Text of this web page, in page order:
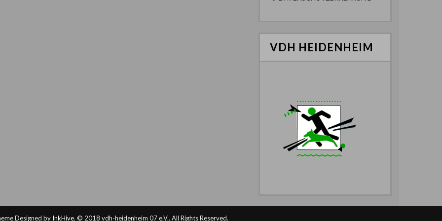
VDH HEIDENHEIM
Designed by InkHive. © 2018 vdh-heidenheim 07 e.V.. All Rights Reserved.